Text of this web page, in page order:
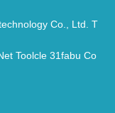
Co., Ltd. T
Toolcle 31fabu Co